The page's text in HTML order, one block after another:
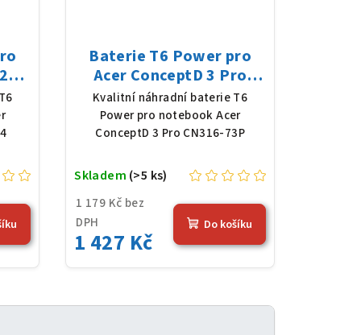
Baterie T6 Power pro
Acer ConceptD 3 Pro
CN316-73P, Li-Poly,
11,61 V, 4683 mAh (54,36
Wh), černá
Kvalitní náhradní baterie T6
Power pro notebook Acer
ConceptD 3 Pro CN316-73P
1 179 Kč bez
DPH
1 427 Kč
Skladem (>5 ks)
Do košíku